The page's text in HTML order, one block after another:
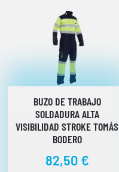
BUZO DE TRABAJO
SOLDADURA ALTA
VISIBILIDAD STROKE TOMÁS
BODERO
82,50 €